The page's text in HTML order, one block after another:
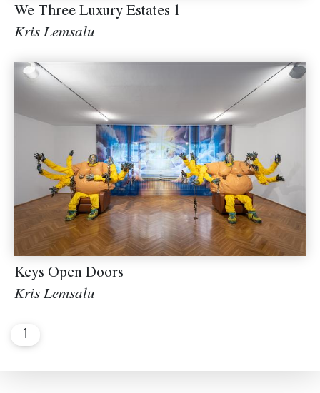
We Three Luxury Estates 1
Kris Lemsalu
Keys Open Doors
Kris Lemsalu
1